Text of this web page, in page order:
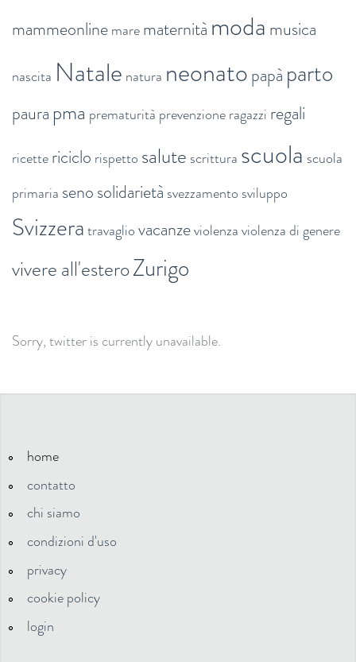
mammeonlinemarematernità moda musica
nascita Natale natura neonatopapà parto
paura pma prematurità prevenzioneragazzi regali
ricettericiclo rispetto salute scrittura scuola scuola
primaria senosolidarietà svezzamento sviluppo
Svizzeratravagliovacanzeviolenzaviolenza di genere
vivere all'esteroZurigo
Sorry, twitter is currently unavailable.
home
contatto
chi siamo
condizioni d'uso
privacy
cookie policy
login